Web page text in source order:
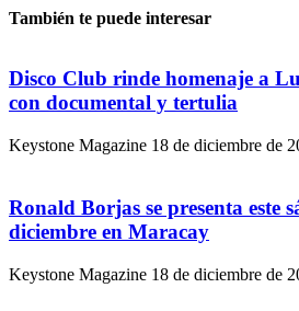
También te puede interesar
Disco Club rinde homenaje a
con documental y tertulia
Keystone Magazine 18 de diciembre de
Ronald Borjas se presenta este
diciembre en Maracay
Keystone Magazine 18 de diciembre de